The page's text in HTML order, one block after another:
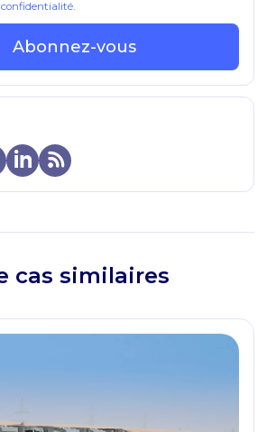
.
Abonnez-vous
cas similaires